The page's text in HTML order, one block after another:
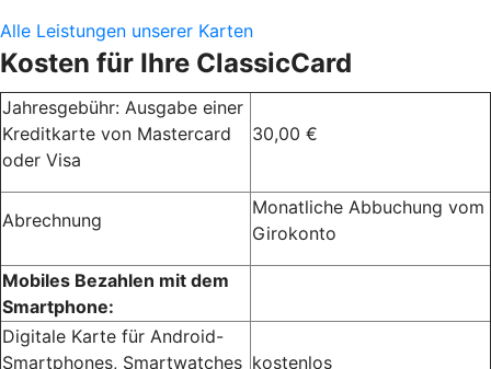
Alle Leistungen unserer Karten
Kosten für Ihre ClassicCard
Jahresgebühr: Ausgabe einer
Kreditkarte von Mastercard
oder Visa
30,00 €
Abrechnung
Monatliche Abbuchung vom
Girokonto
Mobiles Bezahlen mit dem
Smartphone:
Digitale Karte für Android-
Smartphones, Smartwatches kostenlos